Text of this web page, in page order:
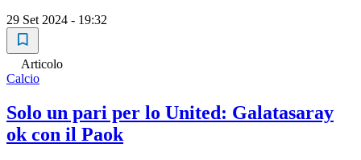
29 Set 2024 - 19:32
Articolo
Calcio
Solo un pari per lo United: Galatasaray
ok con il Paok